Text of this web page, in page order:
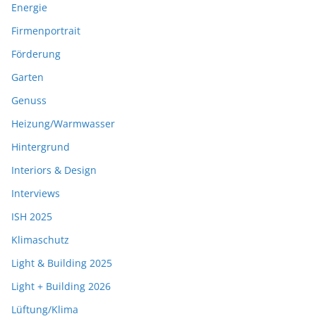
Energie
Firmenportrait
Förderung
Garten
Genuss
Heizung/Warmwasser
Hintergrund
Interiors & Design
Interviews
ISH 2025
Klimaschutz
Light & Building 2025
Light + Building 2026
Lüftung/Klima